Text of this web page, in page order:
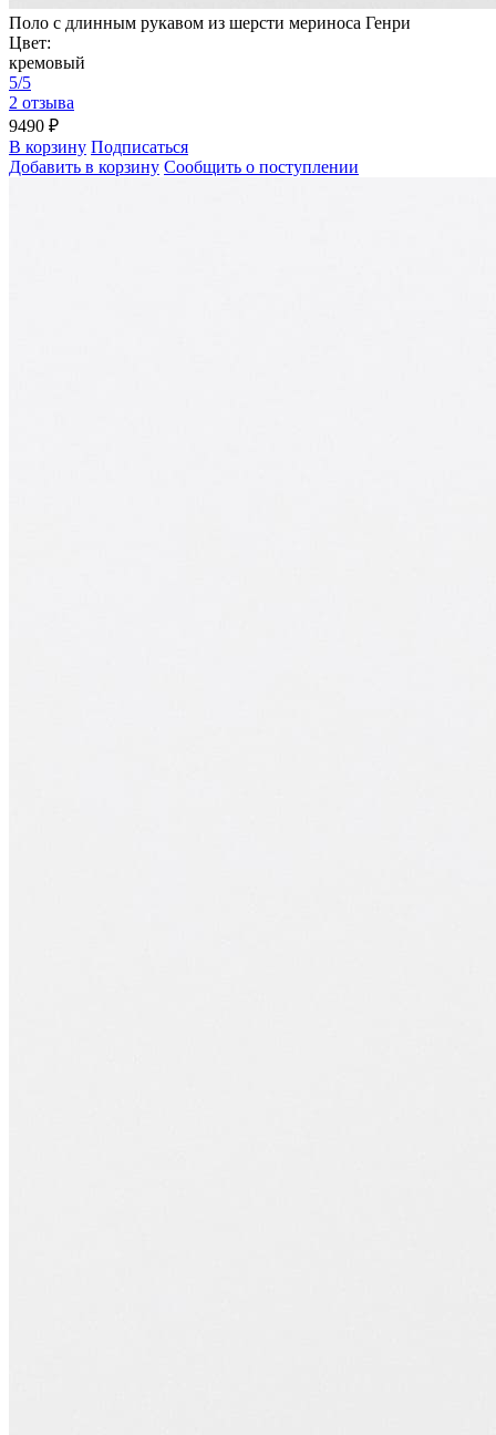
Поло с длинным рукавом из шерсти мериноса Генри
Цвет:
кремовый
5/5
2 отзыва
9490 ₽
В корзину Подписаться
Добавить в корзину Сообщить о поступлении